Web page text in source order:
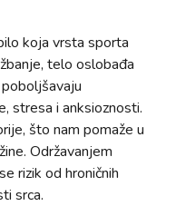
koja vrsta sporta
telo oslobađa
stresa i anksioznosti.
što nam pomaže u
Održavanjem
rizik od hroničnih
srca.